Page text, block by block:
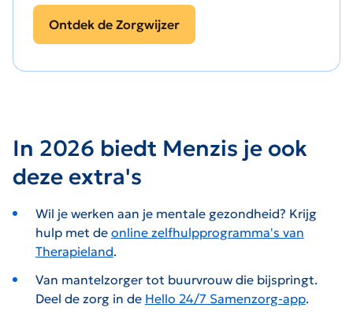
Ontdek de Zorgwijzer
In 2026 biedt Menzis je ook
deze extra's
Wil je werken aan je mentale gezondheid? Krijg
hulp met de online zelfhulpprogramma's van
Therapieland.
Van mantelzorger tot buurvrouw die bijspringt.
Deel de zorg in de Hello 24/7 Samenzorg-app.